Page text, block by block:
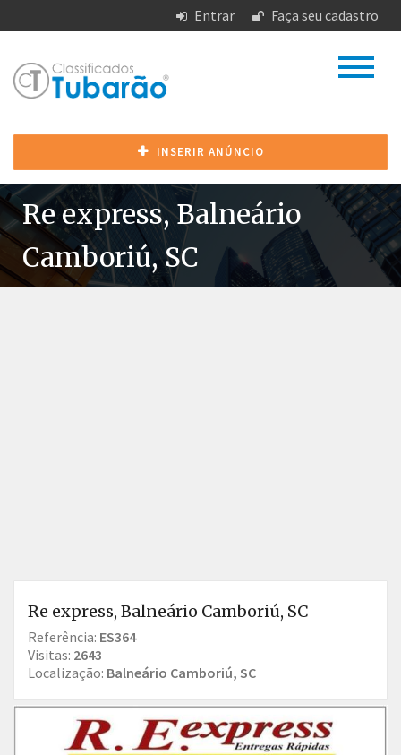
Entrar Faça seu cadastro
INSERIR ANÚNCIO
Re express, Balneário
Camboriú, SC
Re express, Balneário Camboriú, SC
Referência: ES364
Visitas: 2643
Localização: Balneário Camboriú, SC